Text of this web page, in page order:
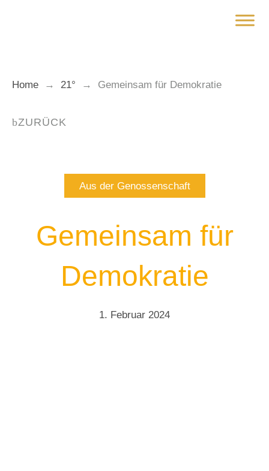
Home → 21° → Gemeinsam für Demokratie
ZURÜCK
Aus der Genossenschaft
Gemeinsam für
Demokratie
1. Februar 2024